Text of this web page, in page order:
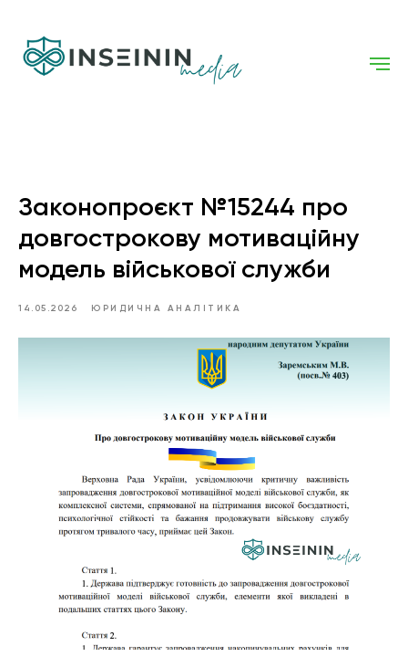
Законопроєкт №15244 про
довгострокову мотиваційну
модель військової служби
14.05.2026 ЮРИДИЧНА АНАЛІТИКА